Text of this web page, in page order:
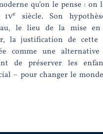
qu’on le pense : on
ive
siècle. Son
le lieu de la mise
la justification de cette
comme une alternative
de préserver les
– pour changer le